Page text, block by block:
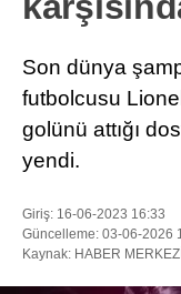
Son dünya
futbolcusu
golünü attığı
yendi.
Giriş: 16-06-2023 16:33
Güncelleme: 03-06-2026
Kaynak: HABER